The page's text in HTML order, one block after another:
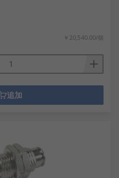
￥20,540.00/個
追加